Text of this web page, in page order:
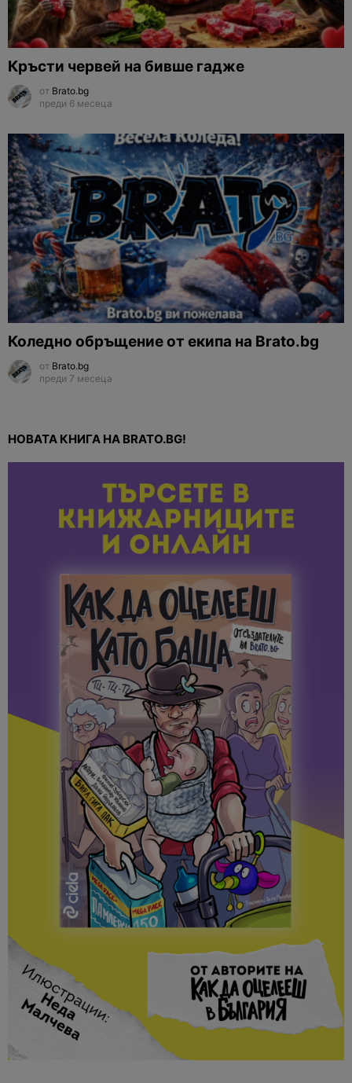
Кръсти червей на бивше гадже
от Brato.bg
преди 6 месеца
Коледно обръщение от екипа на Brato.bg
от Brato.bg
преди 7 месеца
НОВАТА КНИГА НА BRATO.BG!